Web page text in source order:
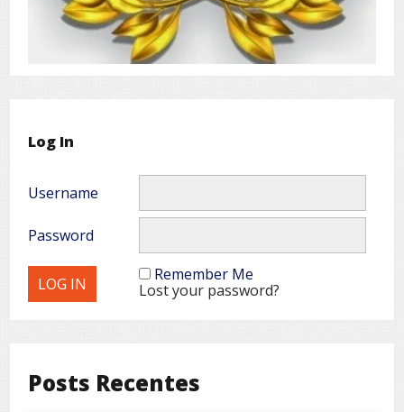
Log In
Username
Password
Remember Me
Lost your password?
Posts Recentes